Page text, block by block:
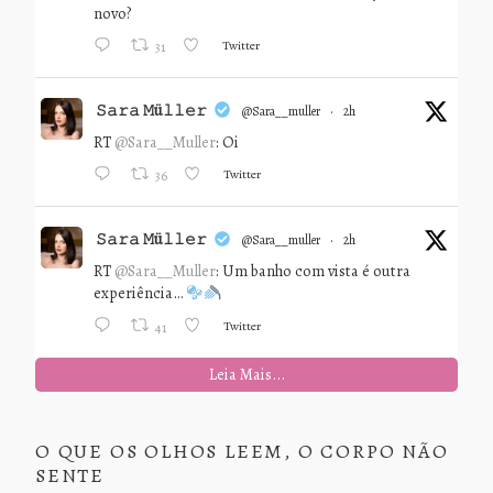
novo?
31 Twitter
𝚂𝚊𝚛𝚊 𝙼ü𝚕𝚕𝚎𝚛 @sara__muller · 2h
RT @Sara__Muller: Oi
36 Twitter
𝚂𝚊𝚛𝚊 𝙼ü𝚕𝚕𝚎𝚛 @sara__muller · 2h
RT @Sara__Muller: Um banho com vista é outra
experiência…
41 Twitter
Leia Mais...
O QUE OS OLHOS LEEM, O CORPO NÃO
SENTE